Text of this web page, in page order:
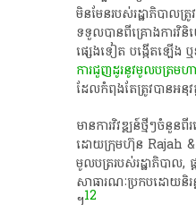
មិនមែន​របស់​រដ្ឋាភិបាល​
ទទួល​បាន​ពី​គ្រោងការ​វិ
ផ្សេង​ទៀត​ បង្កើត​ឡើង​
ការ​ជួញដូរ​នូវ​មូល​ប​ត្រ​មហ
ដែល​កំពុង​តែ​ត្រូវ​បាន​អនុ
មានការ​វិវឌ្ឍន៍​ថ្មីៗ​ចំនួន​
ដោយ​ក្រុមហ៊ុន​ Rajah​ &​
មូល​ប​ត្រ​របស់​រដ្ឋាភិបាល​,​
សាធារណៈ​ប្រកបដោយ​និរន្
។​12